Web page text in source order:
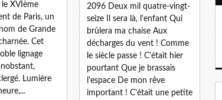
XVIème
de Paris, un
de Grande
Cet
lignage
Lumière
2096 Deux mil quatre-vingt-
seize Il sera là, l'enfant Qui
brûlera ma chaise Aux
décharges du vent ! Comme
le siècle passe ! C'était hier
pourtant Que je brassais
l'espace De mon rêve
important ! C'était une petite